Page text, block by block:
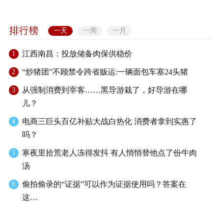
一天 一周 一月
1 江西南昌：投放储备肉保供稳价
2 “炒猪团”不顾禁令跨省贩运:一辆面包车塞24头猪
3
从强制消费到宰客……黑导游栽了，好导游在哪
儿？
4
电商三巨头百亿补贴大战白热化 消费者拿到实惠了
吗？
5
寒夜里拾荒老人冻得发抖 有人悄悄替他点了份牛肉
汤
6
偷拍偷录的“证据”可以作为证据使用吗？答案在
这…